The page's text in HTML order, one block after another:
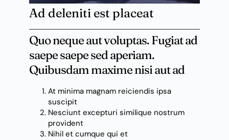
Ad deleniti est placeat
Quo neque aut voluptas. Fugiat ad
saepe saepe sed aperiam.
Quibusdam maxime nisi aut ad
At minima magnam reiciendis ipsa
suscipit
Nesciunt excepturi similique nostrum
provident
Nihil et cumque qui et